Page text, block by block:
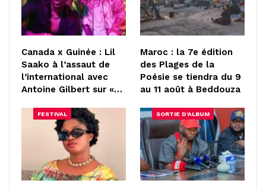
Canada x Guinée : Lil
Saako à l’assaut de
l’international avec
Antoine Gilbert sur «…
Maroc : la 7e édition
des Plages de la
Poésie se tiendra du 9
au 11 août à Beddouza
FESTIVAL SORTIE D'ALBUM